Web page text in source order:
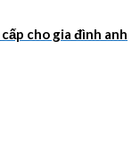
cho gia đình anh